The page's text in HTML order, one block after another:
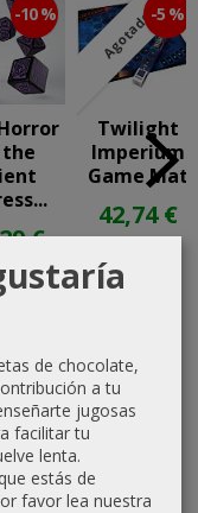
-10 %
€
€
Agotado-5 %
Twilight
Imperium
Game Mat
42,74 €
de chocolate,
a tu
jugosas
facilitar tu
lenta.
estás de
favor lea nuestra